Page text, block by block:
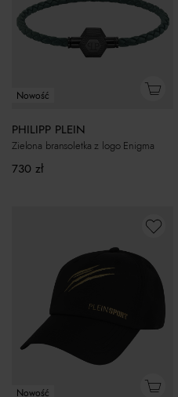
Nowość
PHILIPP PLEIN
Zielona bransoletka z logo Enigma
730 zł
Nowość